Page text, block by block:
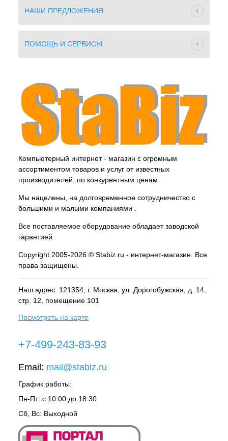
НАШИ ПРЕДЛОЖЕНИЯ
ПОМОЩЬ И СЕРВИСЫ
Компьютерный интернет - магазин с огромным
ассортиментом товаров и услуг от известных
производителей, по конкурентным ценам.
Мы нацелены, на долговременное сотрудничество с
большими и малыми компаниями .
Все поставляемое оборудование обладает заводской
гарантией.
Copyright 2005-2026 © Stabiz.ru - интернет-магазин. Все
права защищены.
Наш адрес: 121354, г. Москва , ул. Дорогобужская, д. 14,
стр. 12, помещение 101
Посмотреть на карте
+7-499-243-83-93
Email: mail@stabiz.ru
График работы:
Пн-Пт: с 10:00 до 18:30
Сб, Вс: Выходной